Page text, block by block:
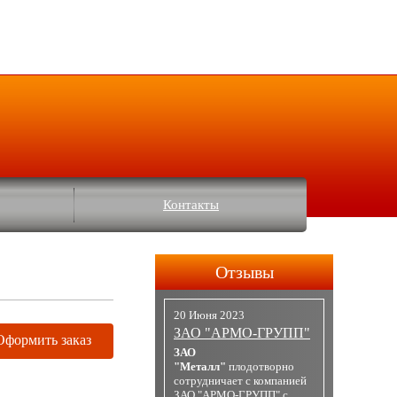
Контакты
заказ
Отзывы
20 Июня 2023
ЗАО "АРМО-ГРУПП"
ЗАО
"Металл" плодотворно
сотрудничает с компанией